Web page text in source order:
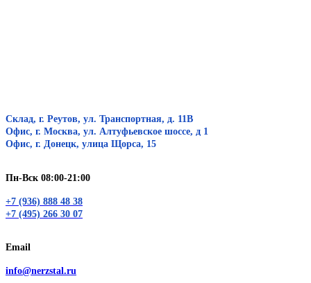
Склад, г. Реутов, ул. Транспортная, д. 11В
Офис, г. Москва, ул. Алтуфьевское шоссе, д 1
Офис, г. Донецк, улица Щорса, 15
Пн-Вск 08:00-21:00
+7 (936) 888 48 38
+7 (495) 266 30 07
Email
info@nerzstal.ru